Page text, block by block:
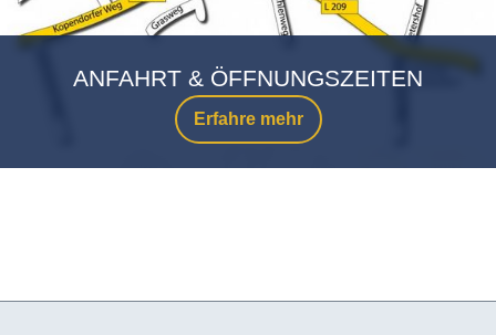
Erfahre mehr
ANFAHRT & ÖFFNUNGSZEITEN